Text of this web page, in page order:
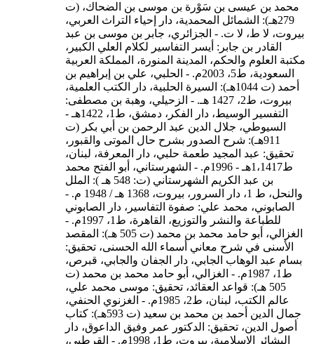
محمد بن عيسى بن سَوْرة بن موسى بن الضحاك، (ت
279هـ): الشمائل المحمدية، دار إحياء التراث العربي،
بيروت، لا ط، لا ت. - الجزائري، جابر بن موسى بن عبد
القادر بن جابر: أيسر التفاسير لكلام العلي الكبير،
مكتبة العلوم والحكم، المدينة المنورة، المملكة العربية
السعودية، ط5، 2003م. - الحلبي، علي بن إبراهيم بن
أحمد (ت 1044هـ): السيرة الحلبية، دار الكتب العلمية،
بيروت، ط2، 1427 هـ. - الزحيلي، وهبة بن مصطفى:
التفسير الوسيط، دار الفكر، دمشق، ط1، 1422هـ -
السيوطي، جلال الدين عبد الرحمن بن أبي بكر (ت
911هـ): شرح الصدور بشرح حال الموتى والقبور،
تحقيق: عبد المجيد طعمة حلبي، دار المعرفة، لبنان،
ط1،1417هـ - 1996م. - الشهرستاني، أبو الفتح محمد
بن عبد الكريم الشهرستاني (ت: 548 هـ ): الملل
والنحل، ط 1، دار السرور، بيروت، 1368 هـ / 1948 م. -
الصابوني، محمد علي: صفوة التفاسير، دار الصابوني
للطباعة والنشر والتوزيع، القاهرة، ط1، 1997م. -
الغزالي، أبو حامد محمد بن محمد (ت 505 هـ): المقصد
الأسنى في شرح معاني أسماء الله الحسنى، تحقيق:
بسام عبد الوهاب الجابي، دار الجفان والجابي، قبرص،
ط1، 1987م. - الغزالي، أبو حامد محمد بن محمد (ت
505 هـ): قواعد العقائد، تحقيق: موسى محمد علي،
عالم الكتب، لبنان، ط2، 1985م. - الغزنوي الحنفي،
جمال الدين أحمد بن محمد بن سعيد (ت 593هـ): كتاب
أصول الدين، تحقيق: الدكتور عمر وفيق الداعوق، دار
البشائر الإسلامية، بيروت، ط1، 1998م. - القرطبي،